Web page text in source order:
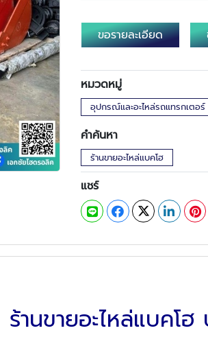
ขอรายละเอียด
หมวดหมู่
อุปกรณ์และอะไหล่รถแทรกเตอร์
คำค้นหา
ร้านขายอะไหล่แบคโฮ
แชร์
ร้านขายอะไหล่แบคโ